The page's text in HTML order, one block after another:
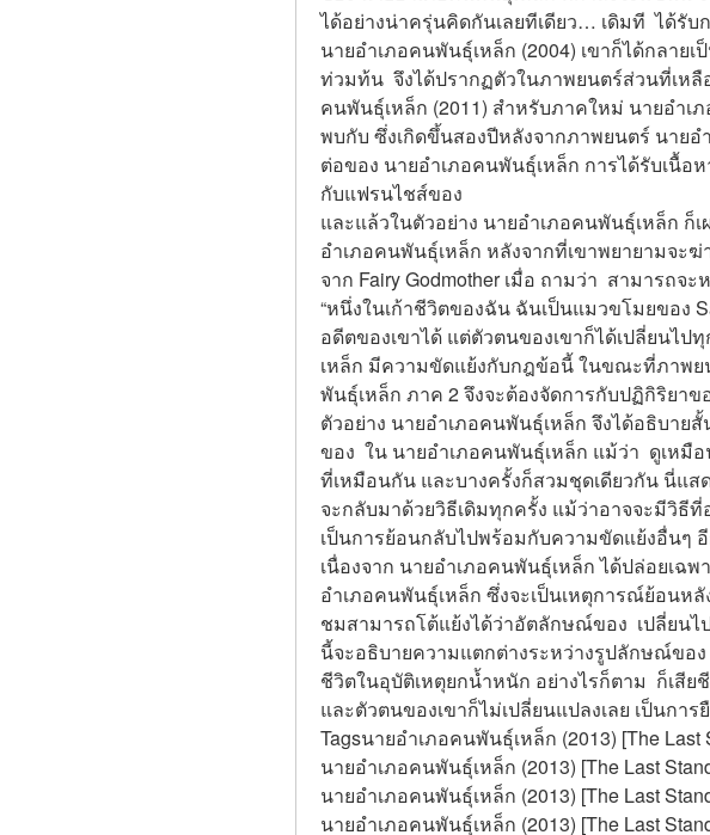
ได้อย่างน่าครุ่นคิดกันเลยทีเดียว… เดิมที  ได้รั
นายอำเภอคนพันธุ์เหล็ก (2004) เขาก็ได้กลาย
ท่วมท้น  จึงได้ปรากฏตัวในภาพยนตร์ส่วนที่เหลื
คนพันธุ์เหล็ก (2011) สำหรับภาคใหม่ นายอำเ
พบกับ ซึ่งเกิดขึ้นสองปีหลังจากภาพยนตร์ นาย
ต่อของ นายอำเภอคนพันธุ์เหล็ก การได้รับเนื้อ
กับแฟรนไชส์ของ
และแล้วในตัวอย่าง นายอำเภอคนพันธุ์เหล็ก
อำเภอคนพันธุ์เหล็ก หลังจากที่เขาพยายามจะ
จาก Fairy Godmother เมื่อ ถามว่า  สามารถ
“หนึ่งในเก้าชีวิตของฉัน ฉันเป็นแมวขโมยของ
อดีตของเขาได้ แต่ตัวตนของเขาก็ได้เปลี่ยนไ
เหล็ก มีความขัดแย้งกับกฎข้อนี้ ในขณะที่ภาพย
พันธุ์เหล็ก ภาค 2 จึงจะต้องจัดการกับปฏิกิริยาข
ตัวอย่าง นายอำเภอคนพันธุ์เหล็ก จึงได้อธิบาย
ของ  ใน นายอำเภอคนพันธุ์เหล็ก แม้ว่า  ดูเห
ที่เหมือนกัน และบางครั้งก็สวมชุดเดียวกัน นี่แส
จะกลับมาด้วยวิธีเดิมทุกครั้ง แม้ว่าอาจจะมีวิธี
เป็นการย้อนกลับไปพร้อมกับความขัดแย้งอื่นๆ
เนื่องจาก นายอำเภอคนพันธุ์เหล็ก ได้ปล่อยเฉ
อำเภอคนพันธุ์เหล็ก ซึ่งจะเป็นเหตุการณ์ย้อนห
ชมสามารถโต้แย้งได้ว่าอัตลักษณ์ของ  เปลี่ยนไ
นี้จะอธิบายความแตกต่างระหว่างรูปลักษณ์ขอ
ชีวิตในอุบัติเหตุยกน้ำหนัก อย่างไรก็ตาม  ก็เสี
และตัวตนของเขาก็ไม่เปลี่ยนแปลงเลย เป็นก
Tagsนายอำเภอคนพันธุ์เหล็ก (2013) [The
นายอำเภอคนพันธุ์เหล็ก (2013) [The Last
นายอำเภอคนพันธุ์เหล็ก (2013) [The Last
นายอำเภอคนพันธุ์เหล็ก (2013) [The Last